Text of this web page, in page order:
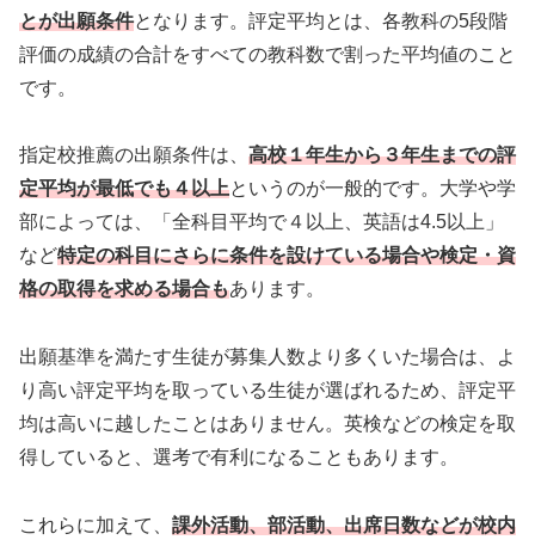
とが出願条件となります。評定平均とは、各教科の5段階
評価の成績の合計をすべての教科数で割った平均値のこと
です。
指定校推薦の出願条件は、 高校１年生から３年生までの評
定平均が最低でも４以上というのが一般的です。大学や学
部によっては、「全科目平均で４以上、英語は4.5以上」
など特定の科目にさらに条件を設けている場合や検定・資
格の取得を求める場合もあります。
出願基準を満たす生徒が募集人数より多くいた場合は、よ
り高い評定平均を取っている生徒が選ばれるため、評定平
均は高いに越したことはありません。英検などの検定を取
得していると、選考で有利になることもあります。
これらに加えて、 課外活動、部活動、出席日数などが校内